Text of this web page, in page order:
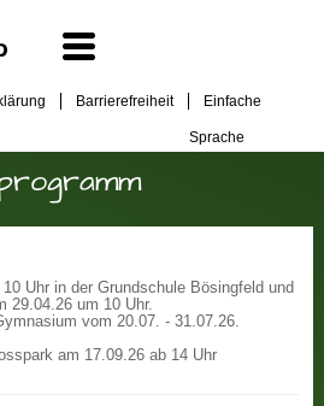
Barrierefreiheit Einfache
Sprache
10 Uhr in der Grundschule Bösingfeld und
29.04.26 um 10 Uhr.
vom 20.07. - 31.07.26.
am 17.09.26 ab 14 Uhr